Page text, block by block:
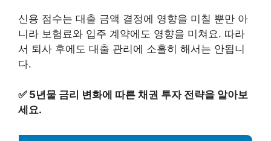
신용 점수는 대출 금액 결정에 영향을 미칠 뿐만 아
니라 보험료와 입주 계약에도 영향을 미쳐요. 따라
서 퇴사 후에도 대출 관리에 소홀히 해서는 안됩니
다.
✅ 5년물 금리 변화에 따른 채권 투자 전략을 알아보
세요.